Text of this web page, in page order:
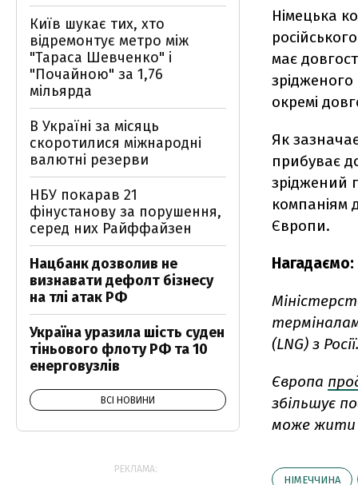
Німецька
має
зрідженого
окремі
Як
прибуває
зріджений
компаніям
Європи.
Нагадаємо:
(LNG) з Росії.
Європа
збільшує
може жити
НІМЕЧЧИНА
Київ шукає тих, хто
відремонтує метро між
"Тараса Шевченко" і
"Почайною" за 1,76
мільярда
В Україні за місяць
скоротилися міжнародні
валютні резерви
НБУ покарав 21
фінустанову за порушення,
серед них Райффайзен
Нацбанк дозволив не
визнавати дефолт бізнесу
на тлі атак РФ
Україна уразила шість суден
тіньового флоту РФ та 10
енерговузлів
ВСІ НОВИНИ
РЕКЛАМА: